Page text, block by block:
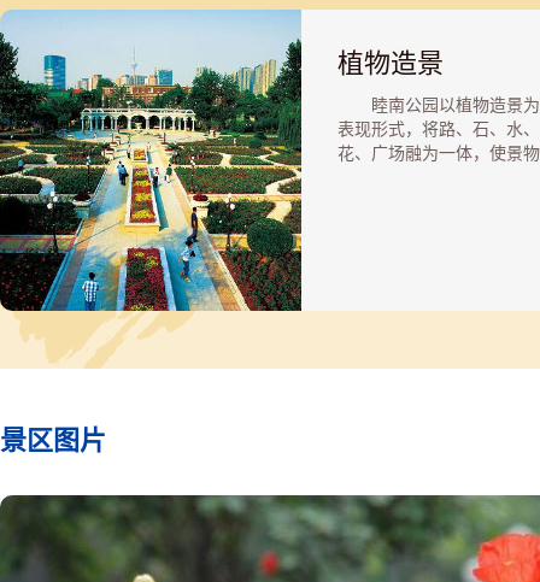
植物造景
睦南公园以植物造景为
表现形式，将路、石、水
花、广场融为一体，使景
供遮阳降温的生态型小空
景区图片